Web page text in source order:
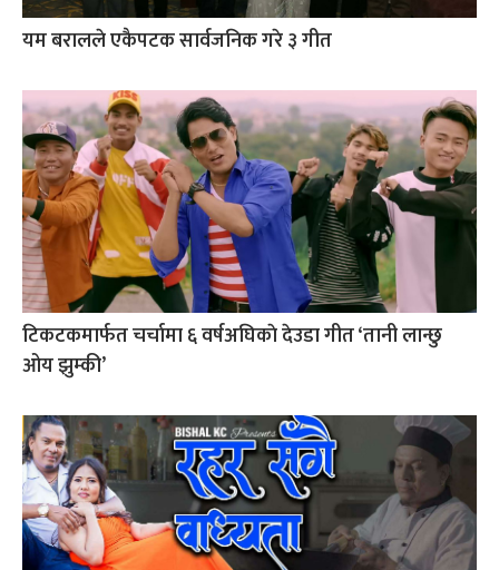
यम बरालले एकैपटक सार्वजनिक गरे ३ गीत
टिकटकमार्फत चर्चामा ६ वर्षअघिकाे देउडा गीत ‘तानी लान्छु
ओय झुम्की’